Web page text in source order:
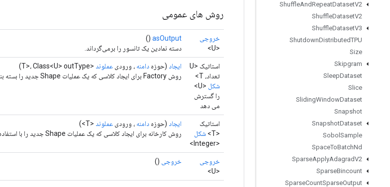
ShuffleAndRepeatDatasetV2
ShuffleDatasetV2
ShuffleDatasetV3
ShutdownDistributedTPU
Size
Skipgram
SleepDataset
Slice
SlidingWindowDataset
Snapshot
SnapshotDataset
Sobol Sample
SpaceToBatchNd
SparseApplyAdagradV2
SparseBincount
SparseCountSparseOutput
روش های عمومی
خروجی
<U>
asOutput
()
دسته نمادین یک تانسور را برمی‌گرداند.
استاتیک <U
تعداد، T>
شکل
<U>
را گسترش
می دهد
ایجاد (حوزه دامنه ، ورودی عملوند <T>، Class<U> outType)
روش Factory برای ایجاد کلاسی که یک عملیات Shape جدید را بسته بندی می کند.
استاتیک
<T>
شکل
<Integer>
ایجاد (حوزه دامنه ، ورودی عملوند <T>)
روش کارخانه برای ایجاد کلاسی که یک عملیات Shape جدید را با استفاده از انواع خروجی پیش‌فرض بسته بندی می‌کند.
خروجی
<U>
خروجی ()